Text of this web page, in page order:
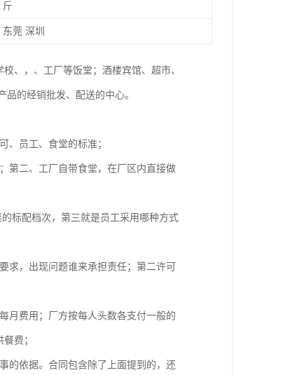
斤
东莞 深圳
、，、工厂等饭堂；酒楼宾馆、超市、
的经销批发、配送的中心。
、员工、食堂的标准；
第二、工厂自带食堂，在厂区内直接做
标配档次，第三就是员工采用哪种方式
求，出现问题谁来承担责任；第二许可
月费用；厂方按每人头数各支付一般的
费；
的依据。合同包含除了上面提到的，还